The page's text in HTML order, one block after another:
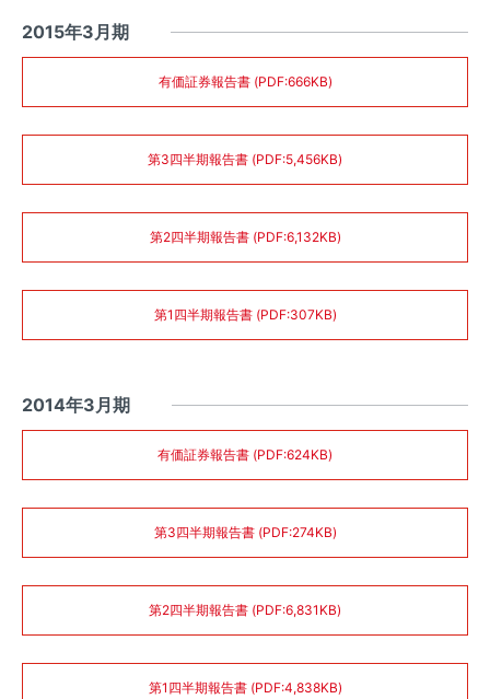
2015年3月期
有価証券報告書 (PDF:666KB)
第3四半期報告書 (PDF:5,456KB)
第2四半期報告書 (PDF:6,132KB)
第1四半期報告書 (PDF:307KB)
2014年3月期
有価証券報告書 (PDF:624KB)
第3四半期報告書 (PDF:274KB)
第2四半期報告書 (PDF:6,831KB)
第1四半期報告書 (PDF:4,838KB)